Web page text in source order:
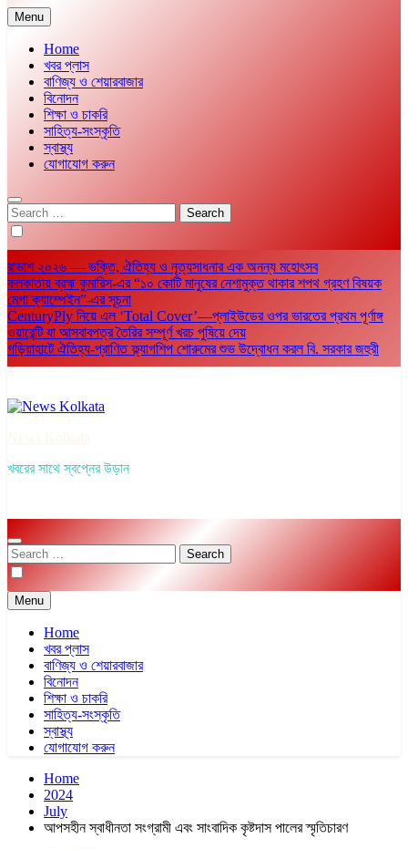
Menu
Home
খবর প্লাস
বাণিজ্য ও শেয়ারবাজার
বিনোদন
শিক্ষা ও চাকরি
সাহিত্য-সংস্কৃতি
স্বাস্থ্য
যোগাযোগ করুন
Search
for:
রাভাশ ২০২৬ — ভক্তি, ঐতিহ্য ও নৃত্যসাধনার এক অনন্য মহোৎসব
কলকাতায় ব্রহ্ম কুমারিস-এর “১০ কোটি মানুষের নেশামুক্ত থাকার শপথ গ্রহণ বিষয়ক
মেগা ক্যাম্পেইন”-এর সূচনা
CenturyPly নিয়ে এল ‘Total Cover’—প্লাইউডের ওপর ভারতের প্রথম পূর্ণাঙ্গ
ওয়ারেন্টি যা আসবাবপত্র তৈরির সম্পূর্ণ খরচ পুষিয়ে দেয়
গড়িয়াহাটে ঐতিহ্য-প্রাণিত ফ্ল্যাগশিপ শোরুমের শুভ উদ্বোধন করল বি. সরকার জহুরী
খবরের সাথে স্বপ্নের উড়ান
Search
for:
Menu
Home
খবর প্লাস
বাণিজ্য ও শেয়ারবাজার
বিনোদন
শিক্ষা ও চাকরি
সাহিত্য-সংস্কৃতি
স্বাস্থ্য
যোগাযোগ করুন
Home
2024
July
আপসহীন স্বাধীনতা সংগ্রামী এবং সাংবাদিক কৃষ্টদাস পালের স্মৃতিচারণ